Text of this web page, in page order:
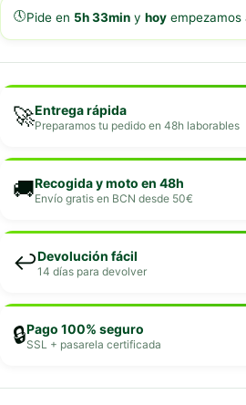
🕔Pide en 5h 33min y hoy empezamos
🚀Entrega rápida
Preparamos tu pedido en 48h laborables
🚚Recogida y moto en 48h
Envío gratis en BCN desde 50€
↩️Devolución fácil
14 días para devolver
🔒Pago 100% seguro
SSL + pasarela certificada